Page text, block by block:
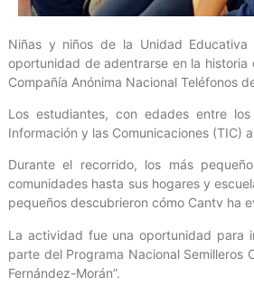
Niñas y niños de la Unidad
oportunidad de adentrarse en la
Compañía Anónima Nacional Teléfonos
Los estudiantes, con edades entre
Información y las Comunicaciones (TIC)
Durante el recorrido, los más
comunidades hasta sus hogares y
pequeños descubrieron cómo Cantv ha
La actividad fue una oportunidad para
parte del Programa Nacional Semilleros
Fernández-Morán”.